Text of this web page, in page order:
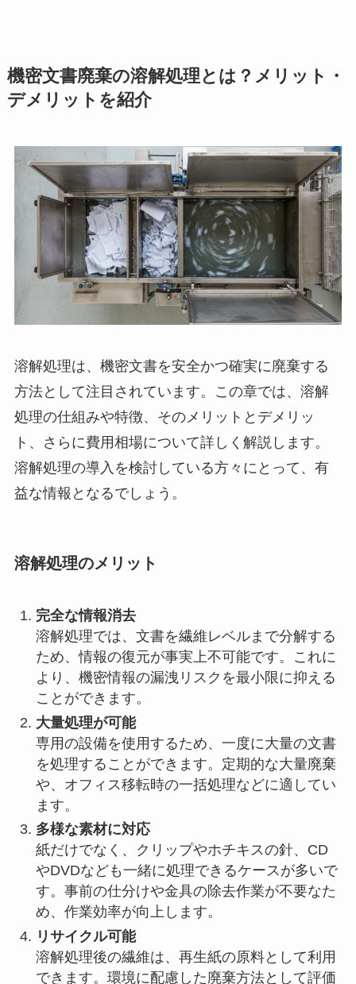
機密文書廃棄の溶解処理とは？メリット・
デメリットを紹介
溶解処理は、機密文書を安全かつ確実に廃棄する
方法として注目されています。この章では、溶解
処理の仕組みや特徴、そのメリットとデメリッ
ト、さらに費用相場について詳しく解説します。
溶解処理の導入を検討している方々にとって、有
益な情報となるでしょう。
溶解処理のメリット
完全な情報消去
溶解処理では、文書を繊維レベルまで分解する
ため、情報の復元が事実上不可能です。これに
より、機密情報の漏洩リスクを最小限に抑える
ことができます。
大量処理が可能
専用の設備を使用するため、一度に大量の文書
を処理することができます。定期的な大量廃棄
や、オフィス移転時の一括処理などに適してい
ます。
多様な素材に対応
紙だけでなく、クリップやホチキスの針、CD
やDVDなども一緒に処理できるケースが多いで
す。事前の仕分けや金具の除去作業が不要なた
め、作業効率が向上します。
リサイクル可能
溶解処理後の繊維は、再生紙の原料として利用
できます。環境に配慮した廃棄方法として評価